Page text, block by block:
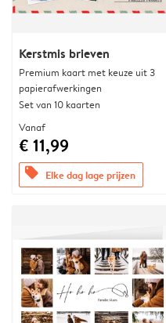
Kerstmis brieven
Premium kaart met keuze uit 3
papierafwerkingen
Set van 10 kaarten
Vanaf
€ 11,99
offers Elke dag lage prijzen